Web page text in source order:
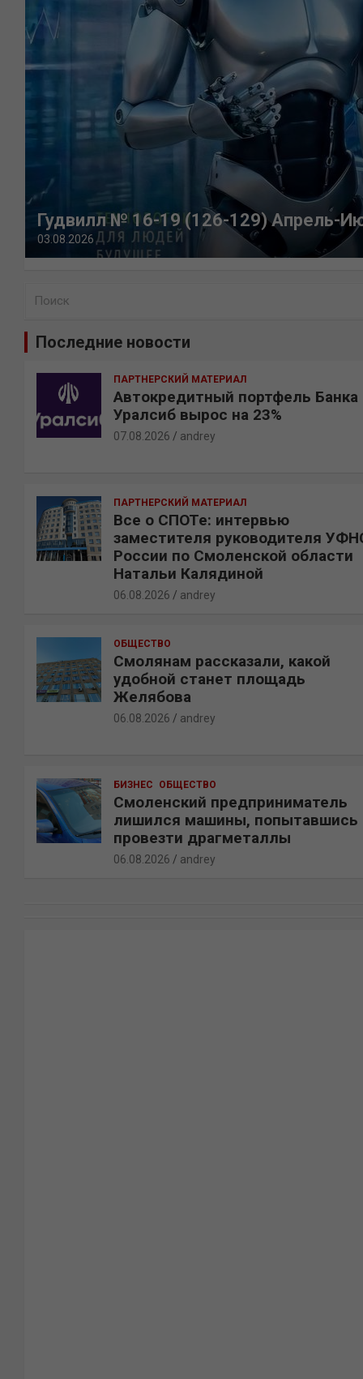
Гудвилл № 16-19 (126-129) Апрель-
03.08.2026
Последние новости
ПАРТНЕРСКИЙ МАТЕРИАЛ
Автокредитный портфель Банка
Уралсиб вырос на 23%
07.08.2026 andrey
ПАРТНЕРСКИЙ МАТЕРИАЛ
Все о СПОТе: интервью
заместителя руководителя
России по Смоленской области
Натальи Калядиной
06.08.2026 andrey
ОБЩЕСТВО
Смолянам рассказали, какой
удобной станет площадь
Желябова
06.08.2026 andrey
БИЗНЕС ОБЩЕСТВО
Смоленский предприниматель
лишился машины, попытавшись
провезти драгметаллы
06.08.2026 andrey